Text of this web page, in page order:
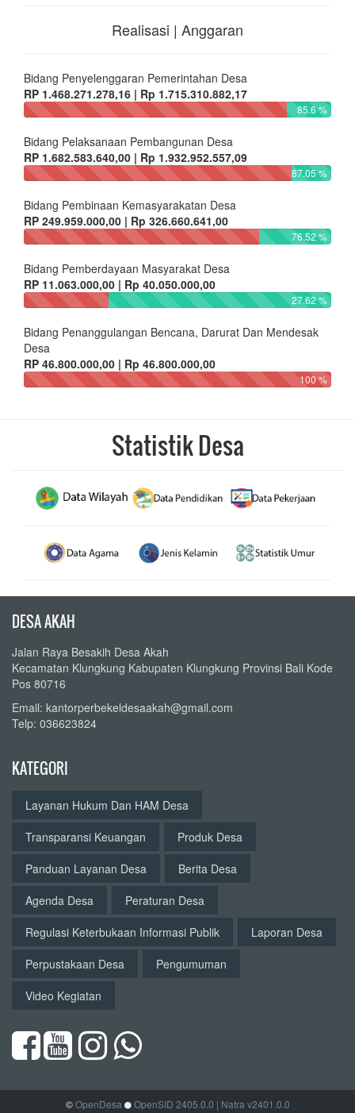
Realisasi | Anggaran
Bidang Penyelenggaran Pemerintahan Desa
RP 1.468.271.278,16 | Rp 1.715.310.882,17
85.6 %
Bidang Pelaksanaan Pembangunan Desa
RP 1.682.583.640,00 | Rp 1.932.952.557,09
87.05 %
Bidang Pembinaan Kemasyarakatan Desa
RP 249.959.000,00 | Rp 326.660.641,00
76.52 %
Bidang Pemberdayaan Masyarakat Desa
RP 11.063.000,00 | Rp 40.050.000,00
27.62 %
Bidang Penanggulangan Bencana, Darurat Dan Mendesak
Desa
RP 46.800.000,00 | Rp 46.800.000,00
100 %
Statistik Desa
DESA AKAH
Jalan Raya Besakih Desa Akah
Kecamatan Klungkung Kabupaten Klungkung Provinsi Bali Kode
Pos 80716
Email: kantorperbekeldesaakah@gmail.com
Telp: 036623824
KATEGORI
Layanan Hukum Dan HAM Desa
Transparansi Keuangan
Produk Desa
Panduan Layanan Desa
Berita Desa
Agenda Desa
Peraturan Desa
Regulasi Keterbukaan Informasi Publik
Laporan Desa
Perpustakaan Desa
Pengumuman
Video Kegiatan
©OpenDesa OpenSID 2405.0.0 | Natra v2401.0.0